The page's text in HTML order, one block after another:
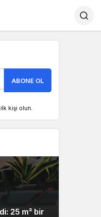
ABONE OL
kişi olun.
25 m² bir